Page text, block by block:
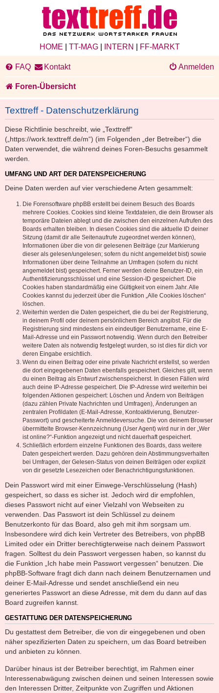
HOME TT-MAG| INTERN FF-MARKT
FAQ Kontakt Anmelden
Foren-Übersicht
Texttreff - Datenschutzerklärung
Diese Richtlinie beschreibt, wie „Texttreff“
(„https://work.texttreff.de/m“) (im Folgenden „der Betreiber“) die
Daten verwendet, die während deines Foren-Besuchs gesammelt
werden.
UMFANG UND ART DER DATENSPEICHERUNG
Deine Daten werden auf vier verschiedene Arten gesammelt:
Die Forensoftware phpBB erstellt bei deinem Besuch des Boards
mehrere Cookies. Cookies sind kleine Textdateien, die dein Browser als
temporäre Dateien ablegt und die zwischen den einzelnen Aufrufen des
Boards erhalten bleiben. In diesen Cookies sind die aktuelle ID deiner
Sitzung (damit dir alle Seitenaufrufe zugeordnet werden können),
Informationen über die von dir gelesenen Beiträge (zur Markierung
dieser als gelesen/ungelesen; sofern du nicht angemeldet bist) sowie
Informationen über deine Teilnahme an Umfragen (sofern du nicht
angemeldet bist) gespeichert. Ferner werden deine Benutzer-ID, ein
Authentifizierungsschlüssel und eine Session-ID gespeichert. Die
Cookies haben standardmäßig eine Gültigkeit von einem Jahr. Alle
Cookies kannst du jederzeit über die Funktion „Alle Cookies löschen“
löschen.
Weiterhin werden die Daten gespeichert, die du bei der Registrierung,
in deinem Profil oder deinem persönlichem Bereich angibst. Für die
Registrierung sind mindestens ein eindeutiger Benutzername, eine E-
Mail-Adresse und ein Passwort notwendig. Wenn durch den Betreiber
weitere Daten als notwendig festgelegt wurden, so ist dies für dich vor
deren Eingabe ersichtlich.
Wenn du einen Beitrag oder eine private Nachricht erstellst, so werden
die dort eingegebenen Daten ebenfalls gespeichert. Gleiches gilt, wenn
du einen Beitrag als Entwurf zwischenspeicherst. In diesen Fällen wird
auch deine IP-Adresse gespeichert. Die IP-Adresse wird weiterhin bei
folgenden Aktionen gespeichert: Löschen und Ändern von Beiträgen
(dazu zählen Private Nachrichten und Umfragen), Änderungen an
zentralen Profildaten (E-Mail-Adresse, Kontoaktivierung, Benutzer-
Passwort) und gescheiterte Anmeldeversuche. Die von deinem Browser
übermittelte Browser-Kennzeichnung (User Agent) wird nur in der „Wer
ist online?“-Funktion angezeigt und nicht dauerhaft gespeichert.
Schließlich erfordern einzelne Funktionen des Boards, dass weitere
Daten gespeichert werden. Dazu gehören dein Abstimmungsverhalten
bei Umfragen, der Gelesen-Status von deinen Beiträgen oder explizit
von dir gesetzte Lesezeichen oder Benachrichtigungsfunktionen.
Dein Passwort wird mit einer Einwege-Verschlüsselung (Hash)
gespeichert, so dass es sicher ist. Jedoch wird dir empfohlen,
dieses Passwort nicht auf einer Vielzahl von Webseiten zu
verwenden. Das Passwort ist dein Schlüssel zu deinem
Benutzerkonto für das Board, also geh mit ihm sorgsam um.
Insbesondere wird dich kein Vertreter des Betreibers, von phpBB
Limited oder ein Dritter berechtigterweise nach deinem Passwort
fragen. Solltest du dein Passwort vergessen haben, so kannst du
die Funktion „Ich habe mein Passwort vergessen“ benutzen. Die
phpBB-Software fragt dich dann nach deinem Benutzernamen und
deiner E-Mail-Adresse und sendet anschließend ein neu
generiertes Passwort an diese Adresse, mit dem du dann auf das
Board zugreifen kannst.
GESTATTUNG DER DATENSPEICHERUNG
Du gestattest dem Betreiber, die von dir eingegebenen und oben
näher spezifizierten Daten zu speichern, um das Board betreiben
und anbieten zu können.
Darüber hinaus ist der Betreiber berechtigt, im Rahmen einer
Interessenabwägung zwischen deinen und seinen Interessen sowie
den Interessen Dritter, Zeitpunkte von Zugriffen und Aktionen